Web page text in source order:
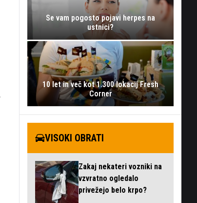
Se vam pogosto pojavi herpes na
ustnici?
10 let in več kot 1.300 lokacij Fresh
Corner
VISOKI OBRATI
Zakaj nekateri vozniki na
vzvratno ogledalo
privežejo belo krpo?